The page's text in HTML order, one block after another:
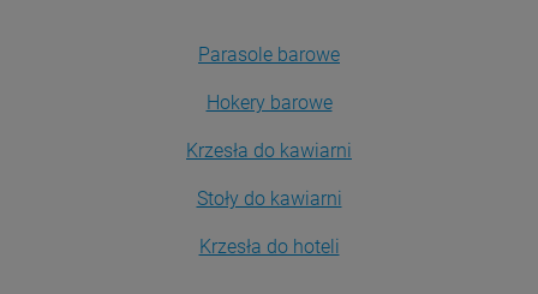
Parasole barowe
Hokery barowe
Krzesła do kawiarni
Stoły do kawiarni
Krzesła do hoteli